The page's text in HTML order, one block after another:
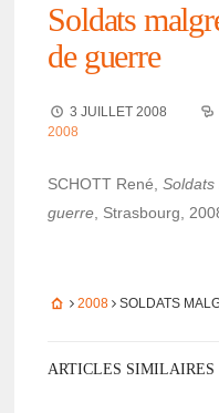
Soldats
de guerre
3 JUILLET 2008
2008
SCHOTT René,
guerre , Stras­bourg,
2008 SOLDATS
ARTICLES SIMILAIRES